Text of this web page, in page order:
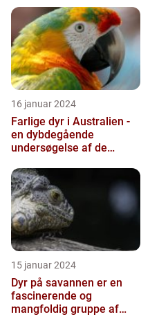
16 januar 2024
Farlige dyr i Australien -
en dybdegående
undersøgelse af de
15 januar 2024
Dyr på savannen er en
fascinerende og
mangfoldig gruppe af